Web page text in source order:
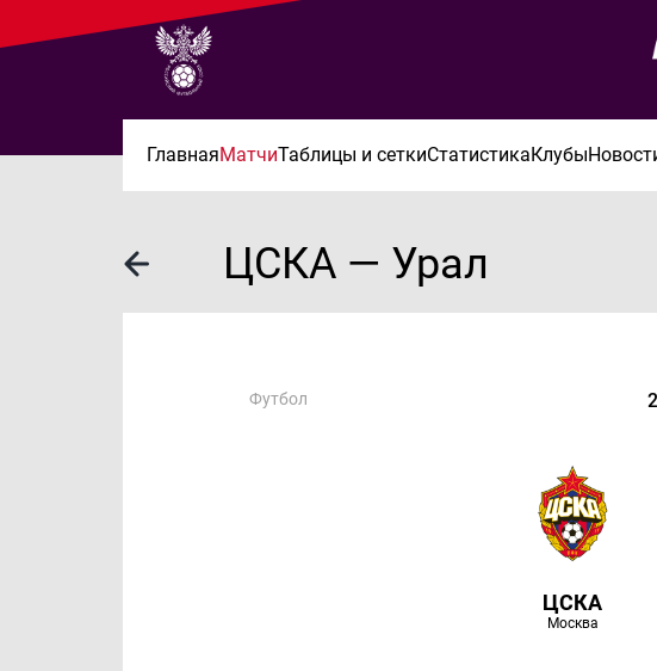
ГлавнаяМатчиТаблицы и сеткиСтатистикаКлубы
ЦСКА — Урал
Футбол
ЦСКА
Москва